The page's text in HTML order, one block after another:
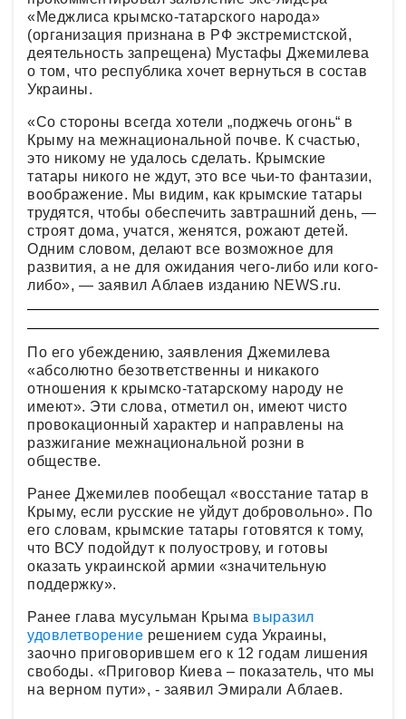
«Меджлиса крымско-татарского народа»
(организация признана в РФ экстремистской,
деятельность запрещена) Мустафы Джемилева
о том, что республика хочет вернуться в состав
Украины.
«Со стороны всегда хотели „поджечь огонь“ в
Крыму на межнациональной почве. К счастью,
это никому не удалось сделать. Крымские
татары никого не ждут, это все чьи-то фантазии,
воображение. Мы видим, как крымские татары
трудятся, чтобы обеспечить завтрашний день, —
строят дома, учатся, женятся, рожают детей.
Одним словом, делают все возможное для
развития, а не для ожидания чего-либо или кого-
либо», — заявил Аблаев изданию NEWS.ru.
По его убеждению, заявления Джемилева
«абсолютно безответственны и никакого
отношения к крымско-татарскому народу не
имеют». Эти слова, отметил он, имеют чисто
провокационный характер и направлены на
разжигание межнациональной розни в
обществе.
Ранее Джемилев пообещал «восстание татар в
Крыму, если русские не уйдут добровольно». По
его словам, крымские татары готовятся к тому,
что ВСУ подойдут к полуострову, и готовы
оказать украинской армии «значительную
поддержку».
Ранее глава мусульман Крыма выразил
удовлетворение решением суда Украины,
заочно приговорившем его к 12 годам лишения
свободы. «Приговор Киева – показатель, что мы
на верном пути», - заявил Эмирали Аблаев.